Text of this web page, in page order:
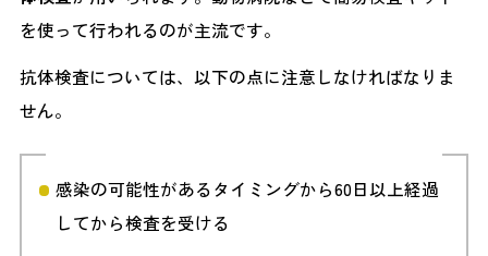
を使って行われるのが主流です。
抗体検査については、以下の点に注意しなければなりま
せん。
感染の可能性があるタイミングから60日以上経過
してから検査を受ける